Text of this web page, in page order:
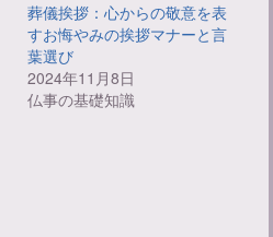
葬儀挨拶：心からの敬意を表
すお悔やみの挨拶マナーと言
葉選び
2024年11月8日
仏事の基礎知識